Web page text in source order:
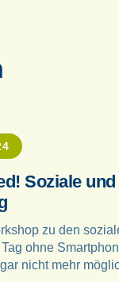
Soziale
zu den
ohne
nicht mehr